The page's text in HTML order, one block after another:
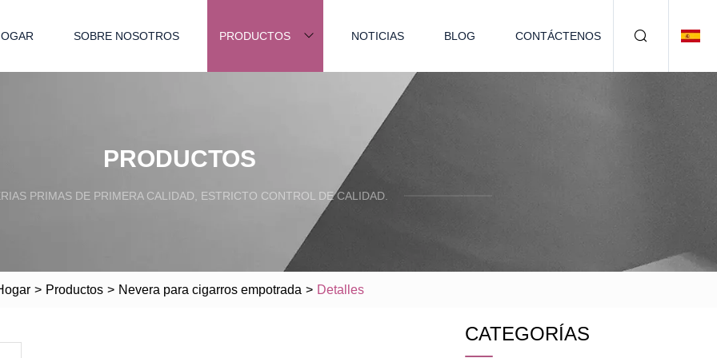
SOBRE NOSOTROS PRODUCTOS NOTICIAS BLOG CONTÁCTENOS
PRODUCTOS
PRIMAS DE PRIMERA CALIDAD, ESTRICTO CONTROL DE CALIDAD.
> Productos > Nevera para cigarros empotrada > Detalles
CATEGORÍAS